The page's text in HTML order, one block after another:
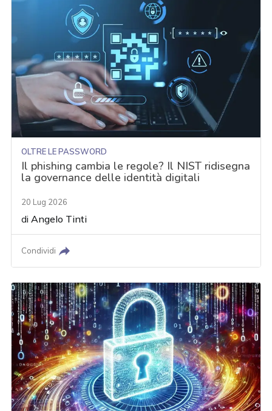
OLTRE LE PASSWORD
Il phishing cambia le regole? Il NIST ridisegna
la governance delle identità digitali
20 Lug 2026
diAngelo Tinti
Condividi